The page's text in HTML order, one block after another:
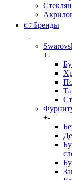
👉Бренды
+-
+-
+-